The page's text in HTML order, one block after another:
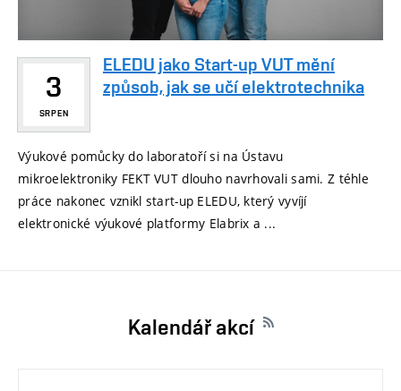
3
SRPEN
ELEDU jako Start-up VUT mění
způsob, jak se učí elektrotechnika
Výukové pomůcky do laboratoří si na Ústavu
mikroelektroniky FEKT VUT dlouho navrhovali sami. Z téhle
práce nakonec vznikl start-up ELEDU, který vyvíjí
elektronické výukové platformy Elabrix a ...
Kalendář akcí